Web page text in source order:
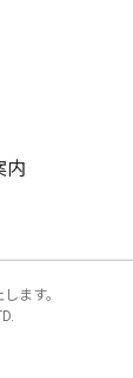
内
ます。